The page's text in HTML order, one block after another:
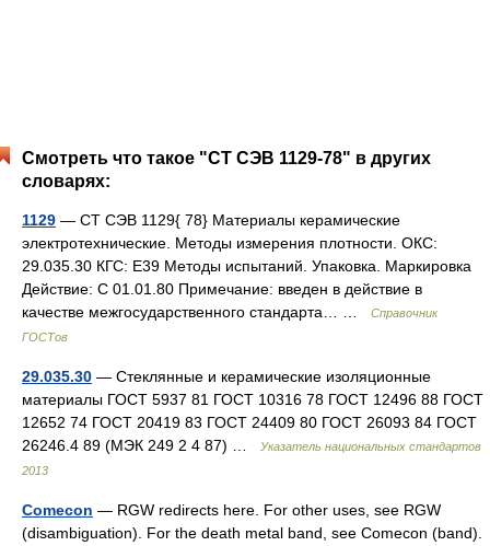
Смотреть что такое "СТ СЭВ 1129-78" в других
словарях:
1129 — СТ СЭВ 1129{ 78} Материалы керамические
электротехнические. Методы измерения плотности. ОКС:
29.035.30 КГС: Е39 Методы испытаний. Упаковка. Маркировка
Действие: С 01.01.80 Примечание: введен в действие в
качестве межгосударственного стандарта… …
Справочник
ГОСТов
29.035.30 — Стеклянные и керамические изоляционные
материалы ГОСТ 5937 81 ГОСТ 10316 78 ГОСТ 12496 88 ГОСТ
12652 74 ГОСТ 20419 83 ГОСТ 24409 80 ГОСТ 26093 84 ГОСТ
26246.4 89 (МЭК 249 2 4 87) …
Указатель национальных стандартов
2013
Comecon — RGW redirects here. For other uses, see RGW
(disambiguation). For the death metal band, see Comecon (band).